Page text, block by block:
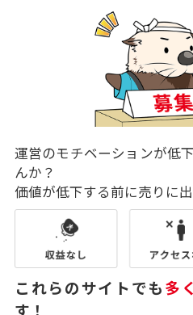
運営のモチベーションが低
んか？
価値が低下する前に売りに
これらのサイトでも多
す！